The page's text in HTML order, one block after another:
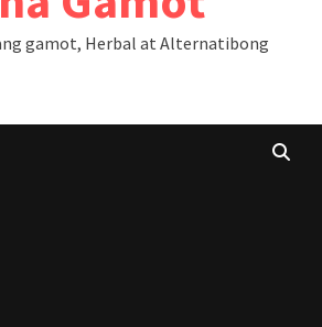
gamot, Herbal at Alternatibong